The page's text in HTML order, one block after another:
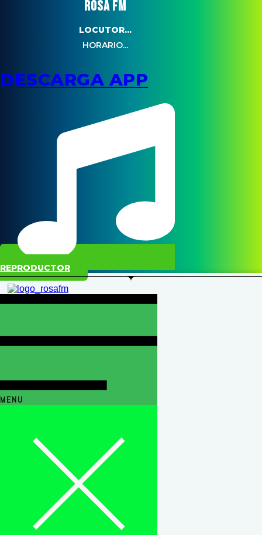
ROSA FM
LOCUTOR...
HORARIO...
DESCARGA APP
REPRODUCTOR
MENU